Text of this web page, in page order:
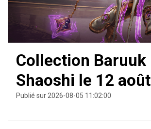
Collection Baruuk
Shaoshi le 12 août
Publié sur 2026-08-05 11:02:00